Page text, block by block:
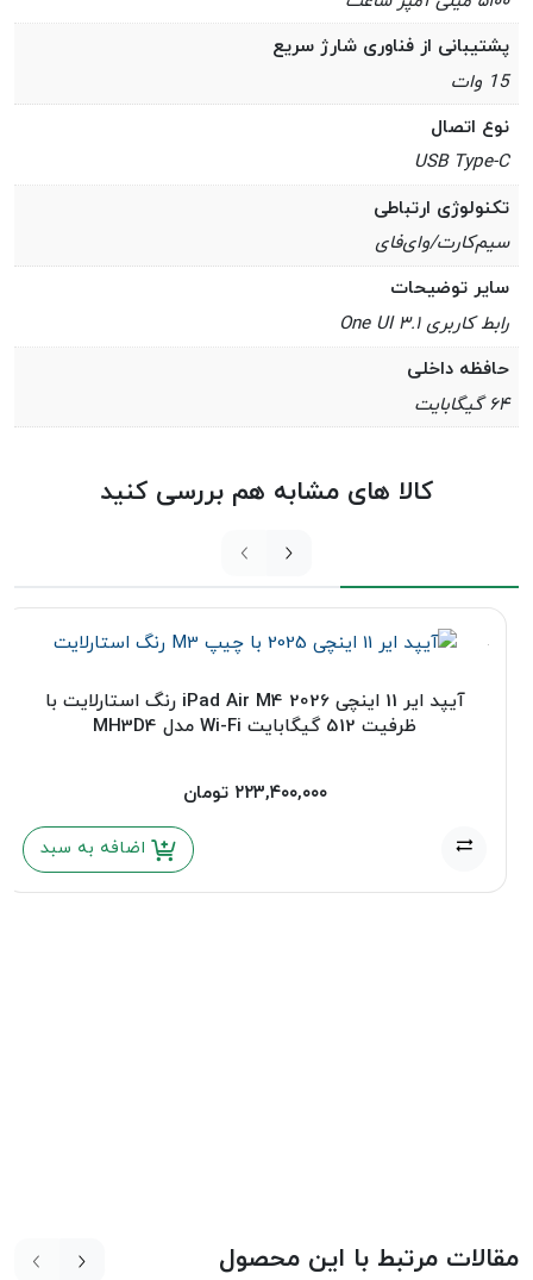
پشتیبانی از فناوری شارژ سریع
15 وات
نوع اتصال
USB Type-C
تکنولوژی ارتباطی
سیم‌کارت/وای‌فای
سایر توضیحات
رابط کاربری One UI ۳.۱
حافظه داخلی
۶۴ گیگابایت
کالا های مشابه هم بررسی کنید
آیپد ایر 11 اینچی 2026 iPad Air M4 رنگ استارلایت با
ظرفیت 512 گیگابایت Wi-Fi مدل MH3D4
۲۲۳,۴۰۰,۰۰۰ تومان
اضافه به سبد
مقالات مرتبط با این محصول